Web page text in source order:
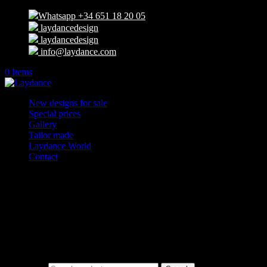
Whatsapp +34 651 18 20 05
laydancedesign
laydancedesign
info@laydance.com
0 Items
New designs for sale
Special prices
Gallery
Tailor made
Laydance World
Contact